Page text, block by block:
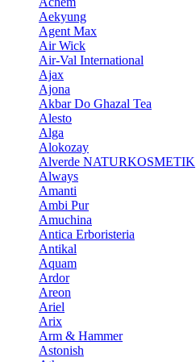
Aekyung
Agent Max
Air Wick
Air-Val International
Ajax
Ajona
Akbar Do Ghazal Tea
Alesto
Alga
Alokozay
Alverde NATURKOSMETIK
Always
Amanti
Ambi Pur
Amuchina
Antica Erboristeria
Antikal
Aquam
Ardor
Areon
Ariel
Arix
Arm & Hammer
Astonish